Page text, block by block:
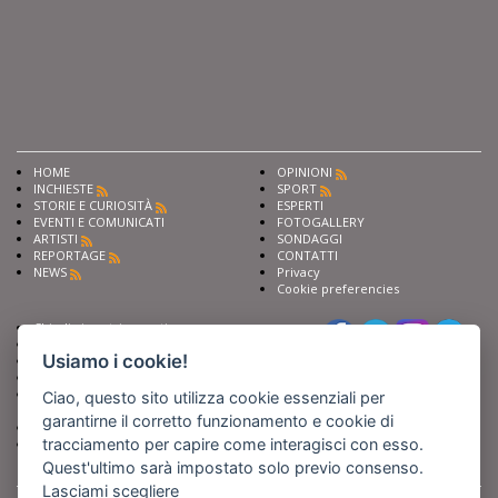
HOME
INCHIESTE
STORIE E CURIOSITÀ
EVENTI E COMUNICATI
ARTISTI
REPORTAGE
NEWS
OPINIONI
SPORT
ESPERTI
FOTOGALLERY
SONDAGGI
CONTATTI
Privacy
Cookie preferencies
Chiedi ai nostri esperti
Fai pubblicità con noi
Iscriviti al nostro corso di
giornalismo
Compra i nostri libri
Entra in Barinedita Map
Usiamo i cookie!
Ciao, questo sito utilizza cookie essenziali per
garantirne il corretto funzionamento e cookie di
tracciamento per capire come interagisci con esso.
Quest'ultimo sarà impostato solo previo consenso.
Lasciami scegliere